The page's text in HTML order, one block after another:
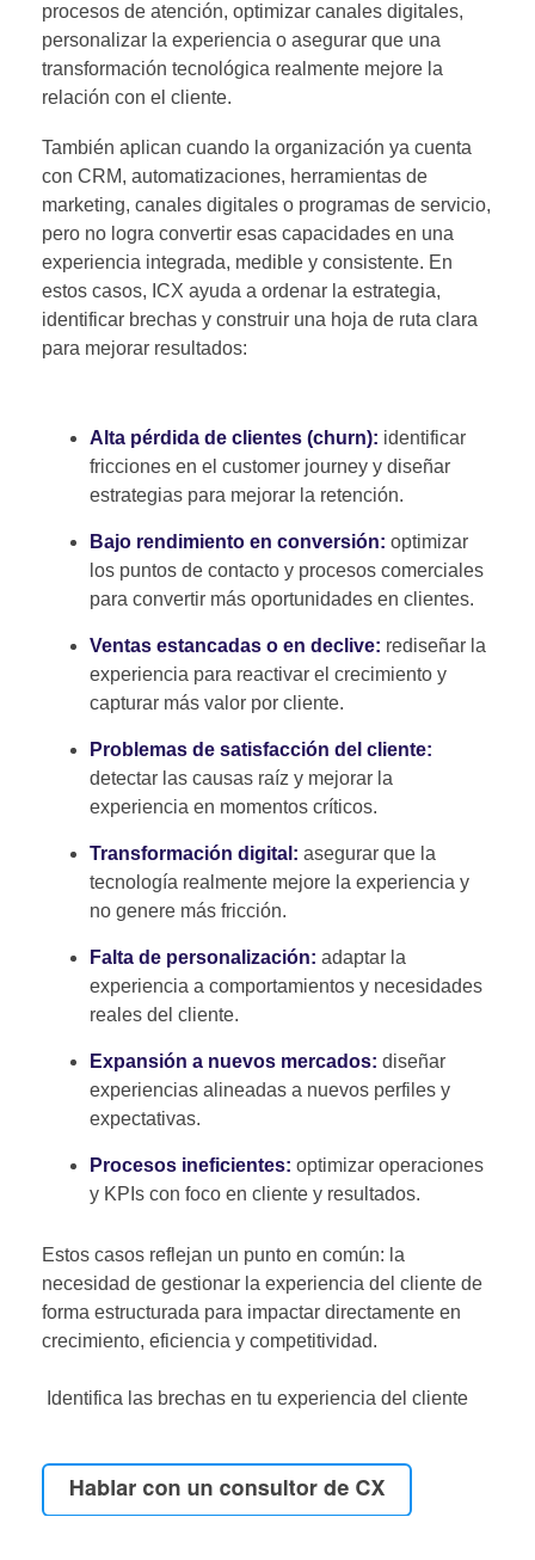
procesos de atención, optimizar canales digitales,
personalizar la experiencia o asegurar que una
transformación tecnológica realmente mejore la
relación con el cliente.
También aplican cuando la organización ya cuenta
con CRM, automatizaciones, herramientas de
marketing, canales digitales o programas de servicio,
pero no logra convertir esas capacidades en una
experiencia integrada, medible y consistente. En
estos casos, ICX ayuda a ordenar la estrategia,
identificar brechas y construir una hoja de ruta clara
para mejorar resultados:
Alta pérdida de clientes (churn): identificar
fricciones en el customer journey y diseñar
estrategias para mejorar la retención.
Bajo rendimiento en conversión: optimizar
los puntos de contacto y procesos comerciales
para convertir más oportunidades en clientes.
Ventas estancadas o en declive: rediseñar la
experiencia para reactivar el crecimiento y
capturar más valor por cliente.
Problemas de satisfacción del cliente:
detectar las causas raíz y mejorar la
experiencia en momentos críticos.
Transformación digital: asegurar que la
tecnología realmente mejore la experiencia y
no genere más fricción.
Falta de personalización: adaptar la
experiencia a comportamientos y necesidades
reales del cliente.
Expansión a nuevos mercados: diseñar
experiencias alineadas a nuevos perfiles y
expectativas.
Procesos ineficientes: optimizar operaciones
y KPIs con foco en cliente y resultados.
Estos casos reflejan un punto en común: la
necesidad de gestionar la experiencia del cliente de
forma estructurada para impactar directamente en
crecimiento, eficiencia y competitividad.
Identifica las brechas en tu experiencia del cliente